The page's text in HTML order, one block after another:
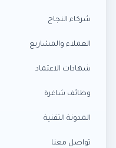
شركاء النجاح
العملاء والمشاريع
شهادات الاعتماد
وظائف شاغرة
المدونة التقنية
تواصل معنا